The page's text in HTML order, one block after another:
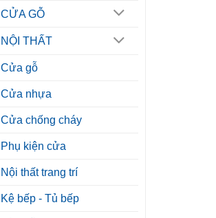
CỬA GỖ
NỘI THẤT
Cửa gỗ
Cửa nhựa
Cửa chống cháy
Phụ kiện cửa
Nội thất trang trí
Kệ bếp - Tủ bếp